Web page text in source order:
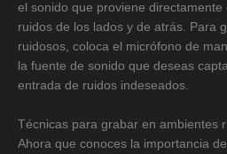
el sonido que proviene
ruidos de los lados y de atrás. Para
ruidosos, coloca el micrófono de
la fuente de sonido que deseas
entrada de ruidos indeseados.
Técnicas para grabar en ambientes
Ahora que conoces la importancia